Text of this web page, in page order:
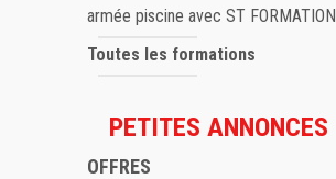
armée piscine avec ST FORMATION
Toutes les formations
PETITES ANNONCES
OFFRES